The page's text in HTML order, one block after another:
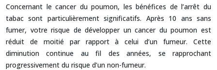
Concernant le cancer du poumon, les bénéfices de l’arrêt du
tabac sont particulièrement significatifs. Après 10 ans sans
fumer, votre risque de développer un cancer du poumon est
réduit de moitié par rapport à celui d’un fumeur. Cette
diminution continue au fil des années, se rapprochant
progressivement du risque d’un non-fumeur.